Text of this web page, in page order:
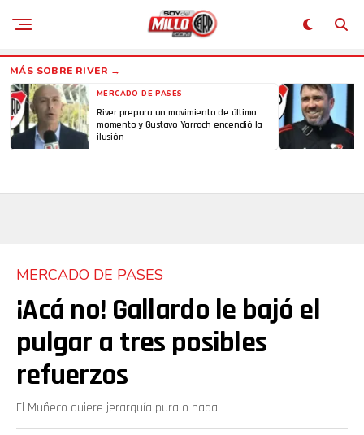
MERCADO DE PASES
River prepara un movimiento de último
momento y Gustavo Yarroch encendió la
ilusión
MERCADO DE PASES
¡Acá no! Gallardo le bajó el
pulgar a tres posibles
refuerzos
El Muñeco quiere jerarquía pura o nada.